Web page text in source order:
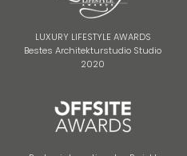
LUXURY LIFESTYLE AWARDS
Bestes Architekturstudio Studio
2020